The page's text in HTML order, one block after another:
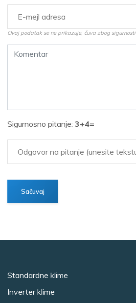
Ovaj podatak se ne prikazuje, čuva zbog sigurnosti
Sigurnosno pitanje: 3+4=
Standardne klime
Inverter klime